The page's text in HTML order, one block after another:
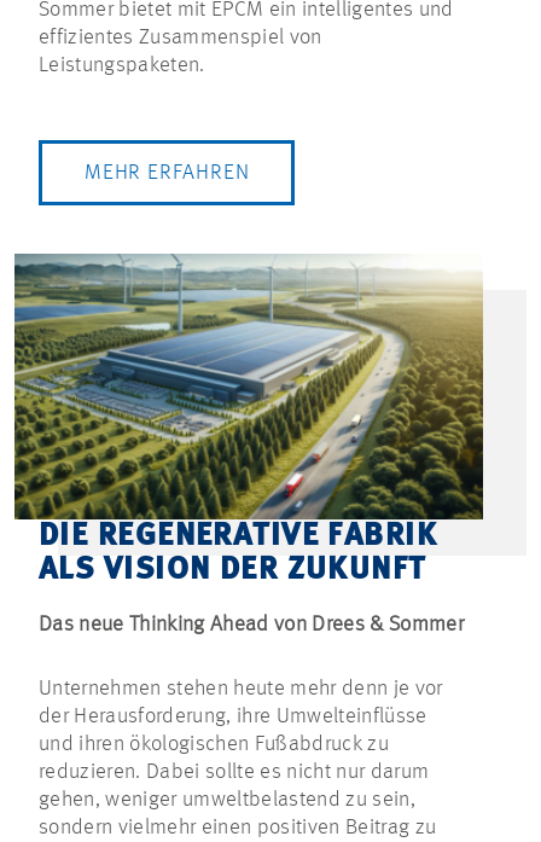
Sommer bietet mit EPCM ein intelligentes und
effizientes Zusammenspiel von
Leistungspaketen.
MEHR ERFAHREN
DIE REGENERATIVE FABRIK
ALS VISION DER ZUKUNFT
Das neue Thinking Ahead von Drees & Sommer
Unternehmen stehen heute mehr denn je vor
der Herausforderung, ihre Umwelteinflüsse
und ihren ökologischen Fußabdruck zu
reduzieren. Dabei sollte es nicht nur darum
gehen, weniger umweltbelastend zu sein,
sondern vielmehr einen positiven Beitrag zu